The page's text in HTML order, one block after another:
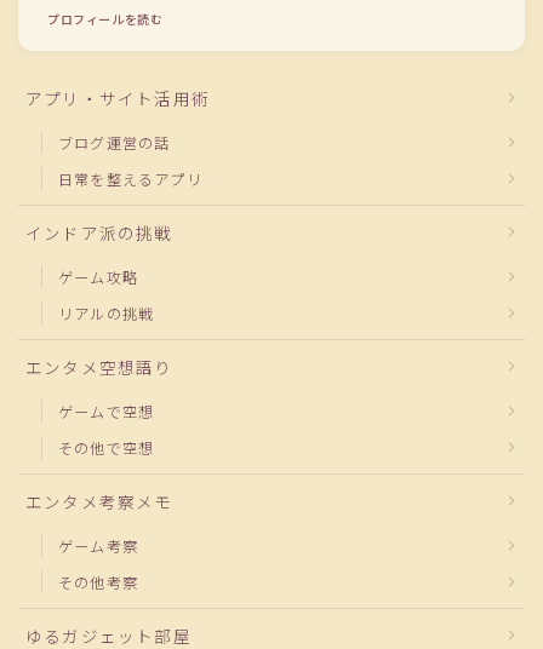
プロフィールを読む
アプリ・サイト活用術
ブログ運営の話
日常を整えるアプリ
インドア派の挑戦
ゲーム攻略
リアルの挑戦
エンタメ空想語り
ゲームで空想
その他で空想
エンタメ考察メモ
ゲーム考察
その他考察
ゆるガジェット部屋